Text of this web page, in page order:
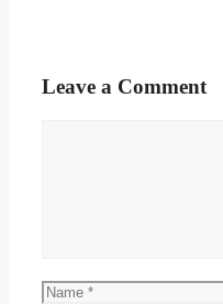
Leave a Comment
Name